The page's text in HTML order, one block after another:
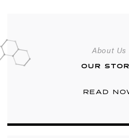
About Us
OUR
READ